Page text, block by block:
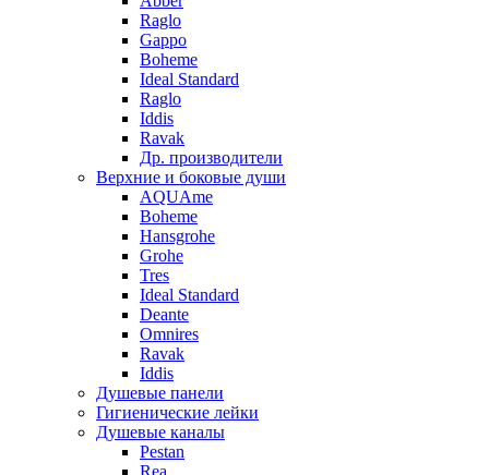
Raglo
Gappo
Boheme
Ideal Standard
Raglo
Iddis
Ravak
Др. производители
Верхние и боковые души
AQUAme
Boheme
Hansgrohe
Grohe
Tres
Ideal Standard
Deante
Omnires
Ravak
Iddis
Душевые панели
Гигиенические лейки
Душевые каналы
Pestan
Rea